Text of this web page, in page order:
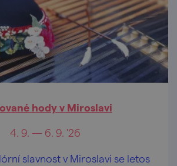
hody v Miroslavi
4. 9. — 6. 9. '26
slavnost v Miroslavi se letos